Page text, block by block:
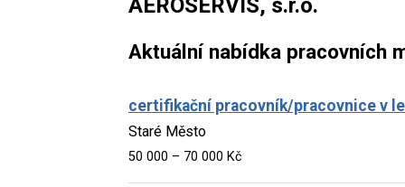
AEROSERVIS, s.r.o.
Aktuální nabídka pracovních
certifikační pracovník/pracovnice v
Staré Město
50 000 – 70 000 Kč